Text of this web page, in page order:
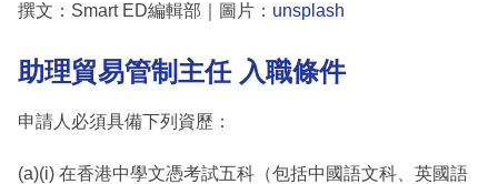
撰文：Smart ED編輯部｜圖片： unsplash
助理貿易管制主任 入職條件
申請人必須具備下列資歷：
(a)(i) 在香港中學文憑考試五科（包括中國語文科、英國語